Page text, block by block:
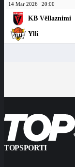
14 Mar 2026 20:00
KB Vëllaznimi
Ylli
TOPSPORTI